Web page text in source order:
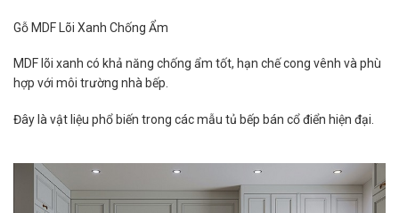
Gỗ MDF Lõi Xanh Chống Ẩm
MDF lõi xanh có khả năng chống ẩm tốt, hạn chế cong vênh và phù
hợp với môi trường nhà bếp.
Đây là vật liệu phổ biến trong các mẫu tủ bếp bán cổ điển hiện đại.